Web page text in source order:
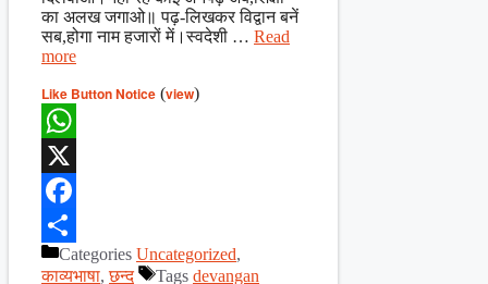
का अलख जगाओ॥ पढ़-लिखकर विद्वान बनें
सब,होगा नाम हजारों में।स्वदेशी … Read
more
Like Button Notice (view)
WhatsApp
X
Facebook
ShareCategories Uncategorized,
काव्यभाषा,छन्द Tags devangan